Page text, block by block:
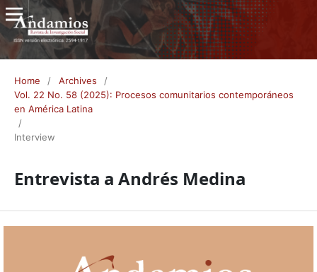
Home / Archives
/
Vol. 22 No. 58 (2025): Procesos comunitarios contemporáneos
en América Latina
/
Interview
Entrevista a Andrés Medina